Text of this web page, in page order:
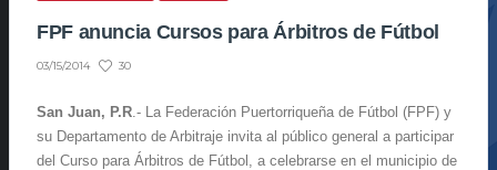
FPF anuncia Cursos para Árbitros de Fútbol
03/15/2014 30
San Juan, P.R .- La Federación Puertorriqueña de Fútbol (FPF) y
su Departamento de Arbitraje invita al público general a participar
del Curso para Árbitros de Fútbol, a celebrarse en el municipio de